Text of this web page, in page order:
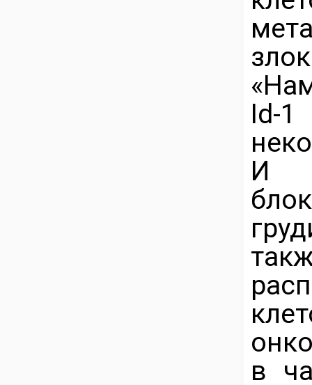
Id-
И
в